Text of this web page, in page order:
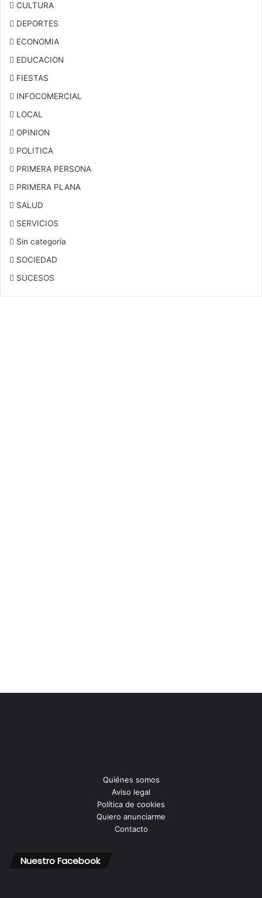
CULTURA
DEPORTES
ECONOMIA
EDUCACION
FIESTAS
INFOCOMERCIAL
LOCAL
OPINION
POLITICA
PRIMERA PERSONA
PRIMERA PLANA
SALUD
SERVICIOS
Sin categoría
SOCIEDAD
SUCESOS
Quiénes somos
Aviso legal
Política de cookies
Quiero anunciarme
Contacto
Nuestro Facebook